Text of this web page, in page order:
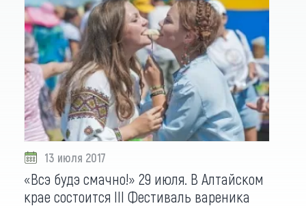
13 июля 2017
«Всэ будэ смачно!» 29 июля. В Алтайском
крае состоится III Фестиваль вареника